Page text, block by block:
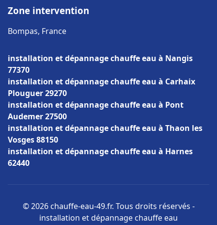
Zone intervention
Bompas, France
installation et dépannage chauffe eau à Nangis
77370
installation et dépannage chauffe eau à Carhaix
Plouguer 29270
installation et dépannage chauffe eau à Pont
Audemer 27500
installation et dépannage chauffe eau à Thaon les
Vosges 88150
installation et dépannage chauffe eau à Harnes
62440
© 2026 chauffe-eau-49.fr. Tous droits réservés -
installation et dépannage chauffe eau